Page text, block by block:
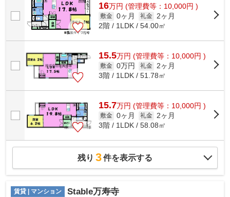
16万円 (管理費等：10,000円 )
敷金 0ヶ月 礼金 2ヶ月
2階 / 1LDK / 54.00㎡
15.5万円 (管理費等：10,000円 )
敷金 0万円 礼金 2ヶ月
3階 / 1LDK / 51.78㎡
15.7万円 (管理費等：10,000円 )
敷金 0ヶ月 礼金 2ヶ月
3階 / 1LDK / 58.08㎡
残り 3件を表示する
賃貸 | マンション Stable万寿寺